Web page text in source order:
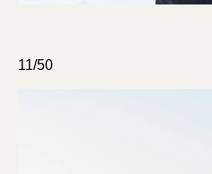
11/50